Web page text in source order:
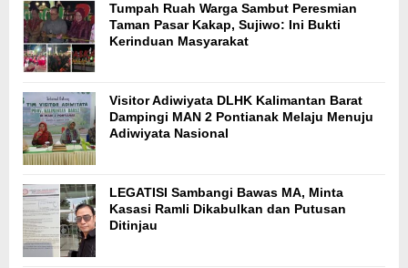
Tumpah Ruah Warga Sambut Peresmian
Taman Pasar Kakap, Sujiwo: Ini Bukti
Kerinduan Masyarakat
Visitor Adiwiyata DLHK Kalimantan Barat
Dampingi MAN 2 Pontianak Melaju Menuju
Adiwiyata Nasional
LEGATISI Sambangi Bawas MA, Minta
Kasasi Ramli Dikabulkan dan Putusan
Ditinjau